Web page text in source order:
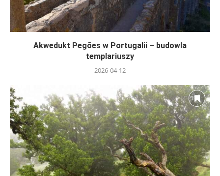
Akwedukt Pegões w Portugalii – budowla
templariuszy
2026-04-12